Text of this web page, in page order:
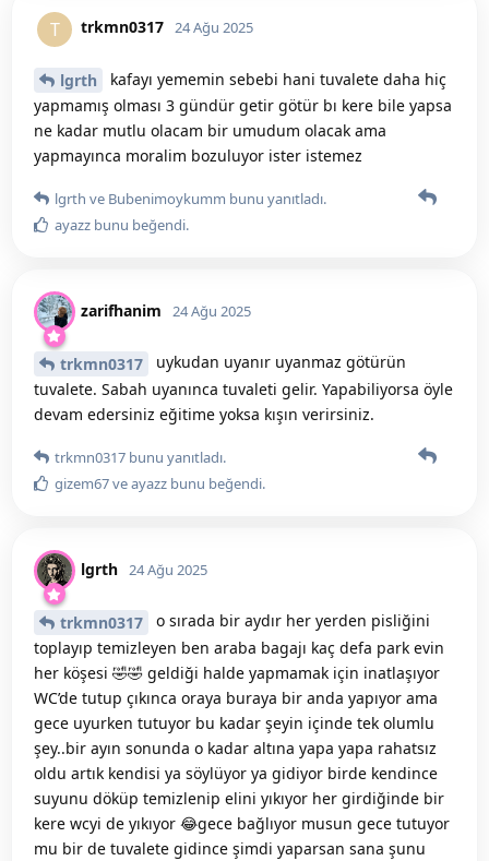
T trkmn0317 24 Ağu 2025
lgrth
kafayı yememin sebebi hani tuvalete daha hiç
yapmamış olması 3 gündür getir götür bı kere bile yapsa
ne kadar mutlu olacam bir umudum olacak ama
yapmayınca moralim bozuluyor ister istemez
lgrth ve Bubenimoykumm bunu yanıtladı.
ayazz bunu beğendi.
zarifhanim 24 Ağu 2025
trkmn0317
uykudan uyanır uyanmaz götürün
tuvalete. Sabah uyanınca tuvaleti gelir. Yapabiliyorsa öyle
devam edersiniz eğitime yoksa kışın verirsiniz.
trkmn0317 bunu yanıtladı.
gizem67veayazz bunu beğendi.
lgrth 24 Ağu 2025
trkmn0317
o sırada bir aydır her yerden pisliğini
toplayıp temizleyen ben araba bagajı kaç defa park evin
her köşesi 🤣🤣 geldiği halde yapmamak için inatlaşıyor
WC’de tutup çıkınca oraya buraya bir anda yapıyor ama
gece uyurken tutuyor bu kadar şeyin içinde tek olumlu
şey..bir ayın sonunda o kadar altına yapa yapa rahatsız
oldu artık kendisi ya söylüyor ya gidiyor birde kendince
suyunu döküp temizlenip elini yıkıyor her girdiğinde bir
kere wcyi de yıkıyor 😂gece bağlıyor musun gece tutuyor
mu bir de tuvalete gidince şimdi yaparsan sana şunu